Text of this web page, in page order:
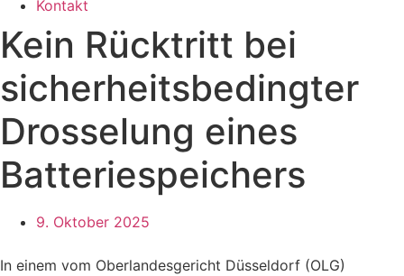
Kontakt
Kein Rücktritt bei
sicherheitsbedingter
Drosselung eines
Batteriespeichers
9. Oktober 2025
In einem vom Oberlandesgericht Düsseldorf (OLG)